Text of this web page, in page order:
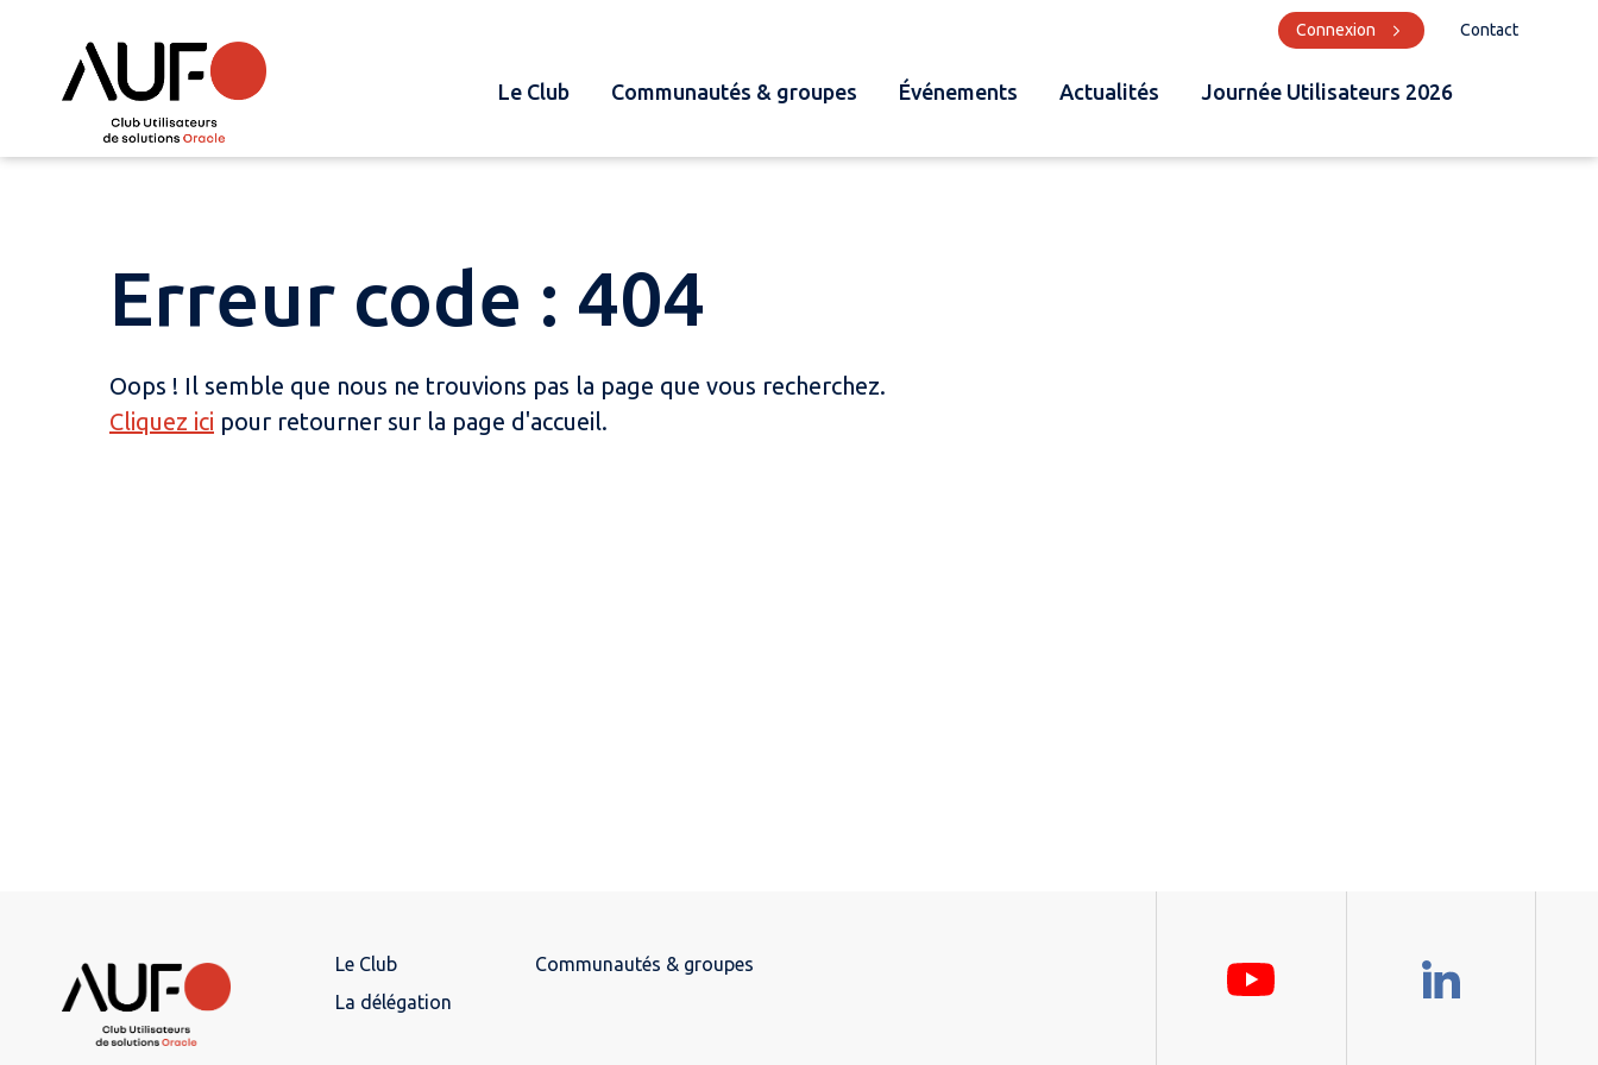
Le Club Communautés & groupes Événements Actualités Journée Utilisateurs 2026
Connexion Contact
Erreur code : 404
Oops ! Il semble que nous ne trouvions pas la page que vous recherchez.
Cliquez ici pour retourner sur la page d'accueil.
Le Club
La délégation
Communautés & groupes